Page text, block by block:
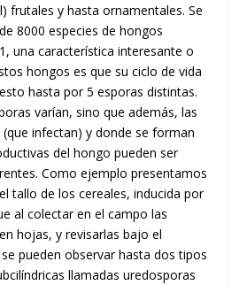
frutales y hasta ornamentales. Se
8000 especies de hongos
1 , una característica interesante o
hongos es que su ciclo de vida
hasta por 5 esporas distintas.
varían, sino que además, las
infectan) y donde se forman
del hongo pueden ser
Como ejemplo presentamos
tallo de los cereales, inducida por
al colectar en el campo las
hojas, y revisarlas bajo el
pueden observar hasta dos tipos
llamadas uredosporas